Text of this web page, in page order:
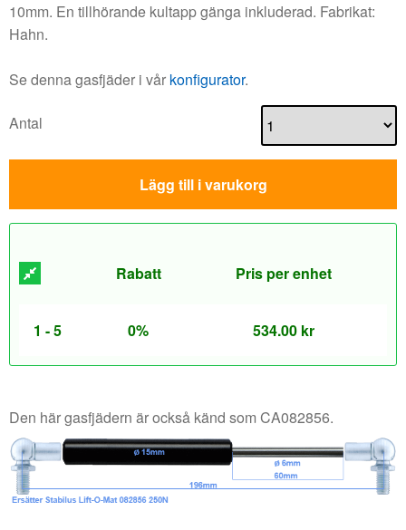
10mm. En tillhörande kultapp gänga inkluderad. Fabrikat:
Hahn.
Se denna gasfjäder i vår konfigurator.
Antal
Lägg till i varukorg
Rabatt Pris per enhet
1 - 5 0% 534.00 kr
Den här gasfjädern är också känd som CA082856.